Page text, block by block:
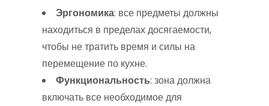
Эргономика: все предметы должны
находиться в пределах досягаемости,
чтобы не тратить время и силы на
перемещение по кухне.
Функциональность: зона должна
включать все необходимое для